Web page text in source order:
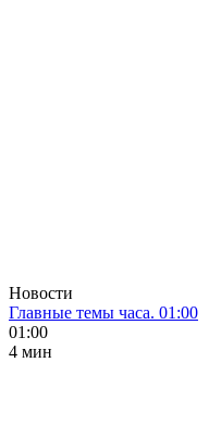
Новости
Главные темы часа. 01:00
01:00
4 мин